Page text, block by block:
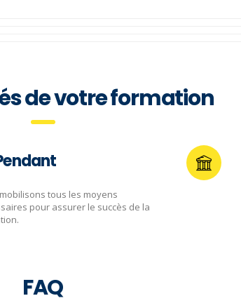
de votre formation
tous les moyens
pour assurer le succès de la
FAQ